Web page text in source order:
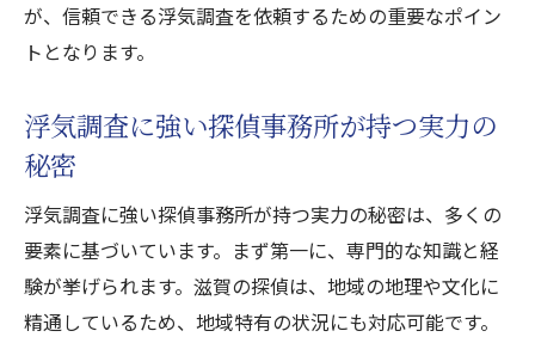
が、信頼できる浮気調査を依頼するための重要なポイン
トとなります。
浮気調査に強い探偵事務所が持つ実力の
秘密
浮気調査に強い探偵事務所が持つ実力の秘密は、多くの
要素に基づいています。まず第一に、専門的な知識と経
験が挙げられます。滋賀の探偵は、地域の地理や文化に
精通しているため、地域特有の状況にも対応可能です。